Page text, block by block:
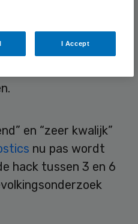
met
en “zeer kwalijk”
nu pas wordt
hack tussen 3 en 6
I Accept